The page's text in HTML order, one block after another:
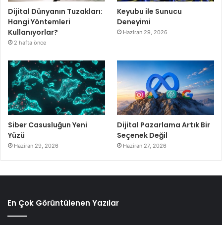
Dijital Dünyanın Tuzakları:
Hangi Yöntemleri
Kullanıyorlar?
2 hafta önce
Keyubu ile Sunucu
Deneyimi
Haziran 29, 2026
Siber Casusluğun Yeni
Yüzü
Haziran 29, 2026
Dijital Pazarlama Artık Bir
Seçenek Değil
Haziran 27, 2026
En Çok Görüntülenen Yazılar